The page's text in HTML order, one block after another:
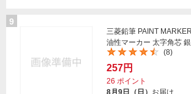
9
三菱鉛筆 PAINT
油性マーカー 太字角芯
(8)
257円
26 ポイント